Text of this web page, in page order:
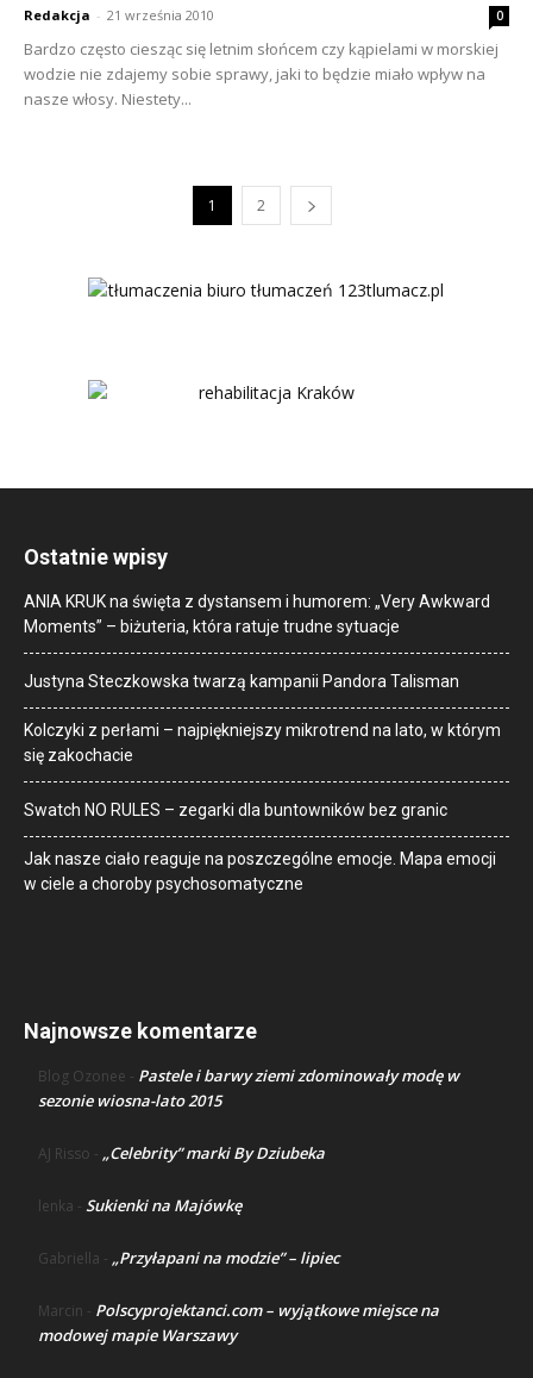
Redakcja - 21 września 2010 0
Bardzo często ciesząc się letnim słońcem czy kąpielami w morskiej
wodzie nie zdajemy sobie sprawy, jaki to będzie miało wpływ na
nasze włosy. Niestety...
1 2
Ostatnie wpisy
ANIA KRUK na święta z dystansem i humorem: „Very Awkward
Moments” – biżuteria, która ratuje trudne sytuacje
Justyna Steczkowska twarzą kampanii Pandora Talisman
Kolczyki z perłami – najpiękniejszy mikrotrend na lato, w którym
się zakochacie
Swatch NO RULES – zegarki dla buntowników bez granic
Jak nasze ciało reaguje na poszczególne emocje. Mapa emocji
w ciele a choroby psychosomatyczne
Najnowsze komentarze
Blog Ozonee - Pastele i barwy ziemi zdominowały modę w
sezonie wiosna-lato 2015
AJ Risso - „Celebrity” marki By Dziubeka
lenka - Sukienki na Majówkę
Gabriella - „Przyłapani na modzie” – lipiec
Marcin - Polscyprojektanci.com – wyjątkowe miejsce na
modowej mapie Warszawy